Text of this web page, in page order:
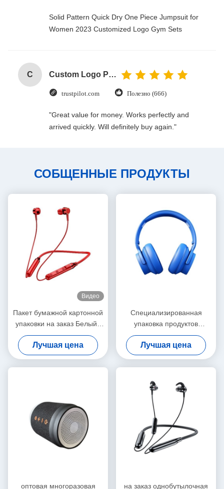
Solid Pattern Quick Dry One Piece Jumpsuit for
Women 2023 Customized Logo Gym Sets
C Custom Logo Paper Cardboard Packing Folding White / Black / Rose Gold Luxury Magnetic Gift Box with Ribbon Closure
trustpilot.com Полезно (666)
"Great value for money. Works perfectly and
arrived quickly. Will definitely buy again."
СОБЩЕННЫЕ ПРОДУКТЫ
Видео
Пакет бумажной картонной
упаковки на заказ Белый /
Черный / Розовый Золотой
роскошный магнитный
подарочный ящик с
застежкой
Лучшая цена
Специализированная
упаковка продуктов
питания Размер Kraft
Takeaway Продовольствие
Хлеб Бумажная сумка для
ресторана
Лучшая цена
оптовая многоразовая
на заказ однобутылочная